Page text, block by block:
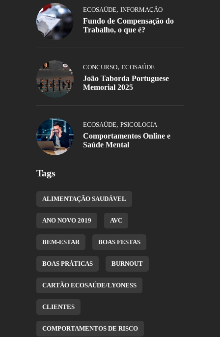
ECOSAÚDE, INFORMAÇÃO
Fundo de Compensação do
Trabalho, o que é?
CONCURSO, ECOSAÚDE
João Taborda Portuguese
Memorial 2025
ECOSAÚDE, PSICOLOGIA
Comportamentos Online e
Saúde Mental
Tags
ALIMENTAÇÃO SAUDÁVEL
ANO NOVO 2019 AVC
BEM-ESTAR BOAS FESTAS
BOAS PRÁTICAS BURNOUT
CARTÃO ECOSAÚDE/LYONESS
CLIENTES
COMPORTAMENTOS DE RISCO